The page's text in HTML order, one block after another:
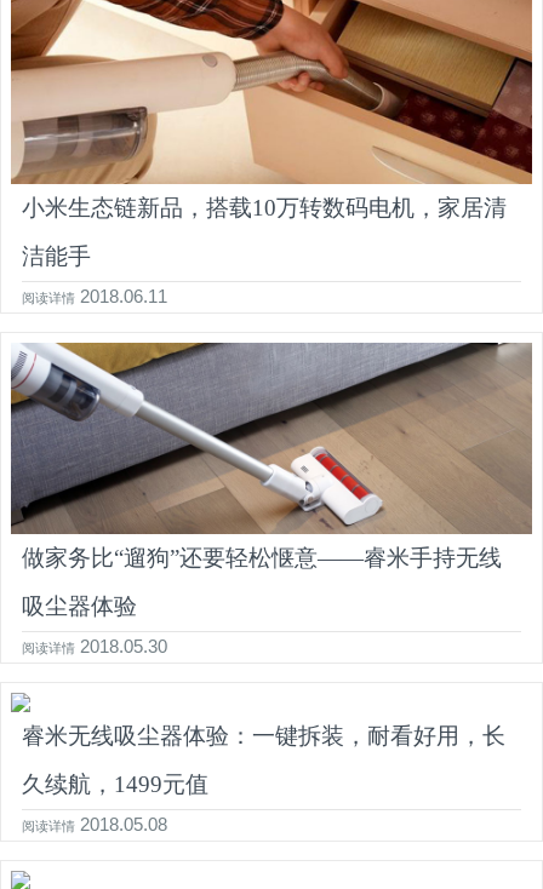
小米生态链新品，搭载10万转数码电机，家居清
洁能手
阅读详情2018.06.11
做家务比“遛狗”还要轻松惬意——睿米手持无线
吸尘器体验
阅读详情2018.05.30
睿米无线吸尘器体验：一键拆装，耐看好用，长
久续航，1499元值
阅读详情2018.05.08